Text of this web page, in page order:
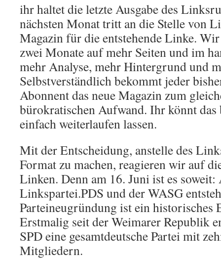
ihr haltet die letzte Ausgabe des
nächsten Monat tritt an die Stelle von
Magazin für die entstehende Linke.
zwei Monate auf mehr Seiten und im
mehr Analyse, mehr Hintergrund und
Selbstverständlich bekommt jeder
Abonnent das neue Magazin zum
bürokratischen Aufwand. Ihr könnt das
einfach weiterlaufen lassen.
Mit der Entscheidung, anstelle des
Format zu machen, reagieren wir auf
Linken. Denn am 16. Juni ist es soweit:
Linkspartei.PDS und der WASG
Parteineugründung ist ein historisches
Erstmalig seit der Weimarer Republik
SPD eine gesamtdeutsche Partei mit
Mitgliedern.